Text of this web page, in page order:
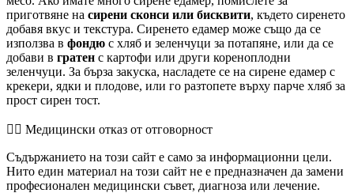
приготвяне на сирени сконси или бисквити, където сиренето
добавя вкус и текстура. Сиренето едамер може също да се
използва в фондю с хляб и зеленчуци за потапяне, или да се
добави в гратен с картофи или други кореноплодни
зеленчуци. За бърза закуска, насладете се на сирене едамер с
крекери, ядки и плодове, или го разтопете върху парче хляб за
прост сирен тост.
👨‍⚕️️ Медицински отказ от отговорност
Съдържанието на този сайт е само за информационни цели.
Нито един материал на този сайт не е предназначен да замени
професионален медицински съвет, диагноза или лечение.